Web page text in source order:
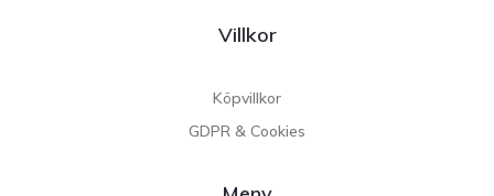
Villkor
Köpvillkor
GDPR & Cookies